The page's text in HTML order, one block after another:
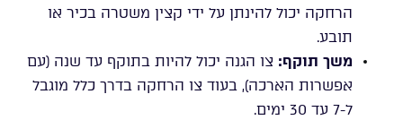
הרחקה יכול להינתן על ידי קצין משטרה בכיר או
תובע.
משך תוקף: צו הגנה יכול להיות בתוקף עד שנה (עם
אפשרות הארכה), בעוד צו הרחקה בדרך כלל מוגבל
ל-7 עד 30 ימים.